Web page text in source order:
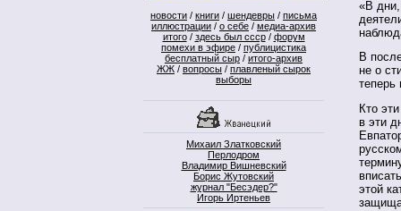
новости / книги / шендевры / письма
иллюстрации / о себе / медиа-архив
итого/ здесь был ссср/ форум
помехи в эфире / публицистика
бесплатный сыр / итого-архив
ЖЖ / вопросы / плавленый сырок
выборы
Михаил Златковский
Перлодром
Владимир Вишневский
Борис Жутовский
журнал "Бесэдер?"
Игорь Иртеньев
«В дни,
В
не о
теперь
Кто
в эти
этой